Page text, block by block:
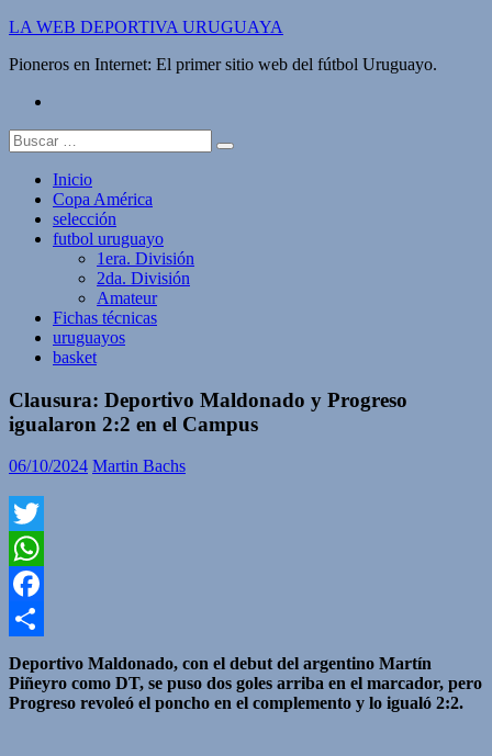
Saltar
contenido
LA WEB DEPORTIVA URUGUAYA
Pioneros en Internet: El primer sitio web del fútbol Uruguayo.
Buscar:
Inicio
Copa América
selección
futbol uruguayo
1era. División
2da. División
Amateur
Fichas técnicas
uruguayos
basket
Clausura: Deportivo Maldonado y Progreso
igualaron 2:2 en el Campus
06/10/2024 Martin Bachs
Twitter
WhatsApp
Facebook
Compartir
Deportivo Maldonado, con el debut del argentino Martín
Piñeyro como DT, se puso dos goles arriba en el marcador, pero
Progreso revoleó el poncho en el complemento y lo igualó 2:2.